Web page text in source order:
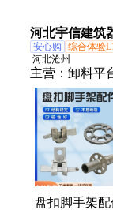
种灯光设备
河北宇信建筑
安心购 综合体验
河北沧州
主营： 卸料平
筑施工标准化
盘扣脚手架配